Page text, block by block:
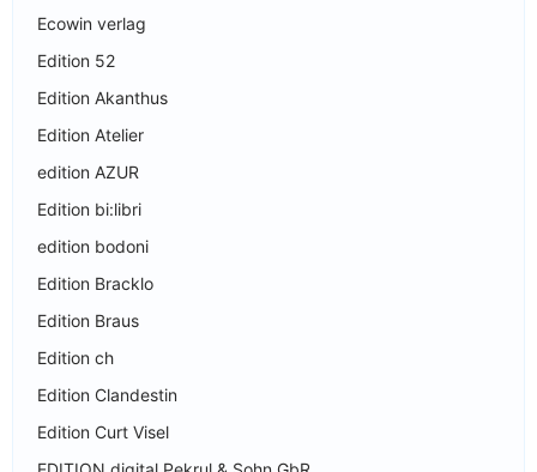
Ecowin verlag
Edition 52
Edition Akanthus
Edition Atelier
edition AZUR
Edition bi:libri
edition bodoni
Edition Bracklo
Edition Braus
Edition ch
Edition Clandestin
Edition Curt Visel